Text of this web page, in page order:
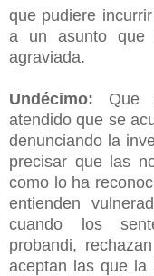
que pudiere
a un asunto
agraviada.
Undécimo: Que
atendido que se
denunciando la
precisar que las
como lo ha
entienden
cuando los
probandi,
aceptan las que la